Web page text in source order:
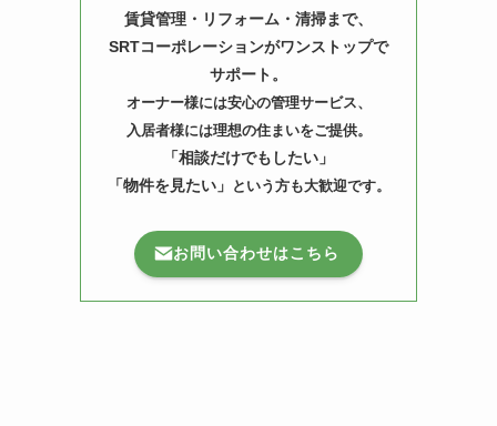
賃貸管理・リフォーム・清掃まで、
SRTコーポレーションがワンストップで
サポート。
オーナー様には安心の管理サービス、
入居者様には理想の住まいをご提供。
「相談だけでもしたい」
「物件を見たい」 という方も大歓迎です。
お問い合わせはこちら